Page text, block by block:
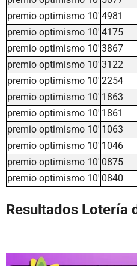
premio optimismo 10' 4981
premio optimismo 10' 4175
premio optimismo 10' 3867
premio optimismo 10' 3122
premio optimismo 10' 2254
premio optimismo 10' 1863
premio optimismo 10' 1861
premio optimismo 10' 1063
premio optimismo 10' 1046
premio optimismo 10' 0875
premio optimismo 10' 0840
Resultados Lotería